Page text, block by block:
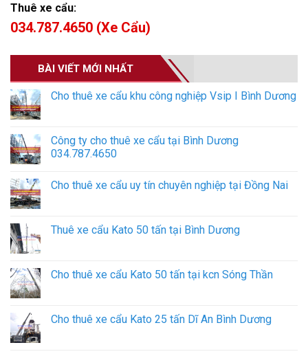
Thuê xe cẩu:
034.787.4650 (Xe Cẩu)
BÀI VIẾT MỚI NHẤT
Cho thuê xe cẩu khu công nghiệp Vsip I Bình Dương
Công ty cho thuê xe cẩu tại Bình Dương
034.787.4650
Cho thuê xe cẩu uy tín chuyên nghiệp tại Đồng Nai
Thuê xe cẩu Kato 50 tấn tại Bình Dương
Cho thuê xe cẩu Kato 50 tấn tại kcn Sóng Thần
Cho thuê xe cẩu Kato 25 tấn Dĩ An Bình Dương